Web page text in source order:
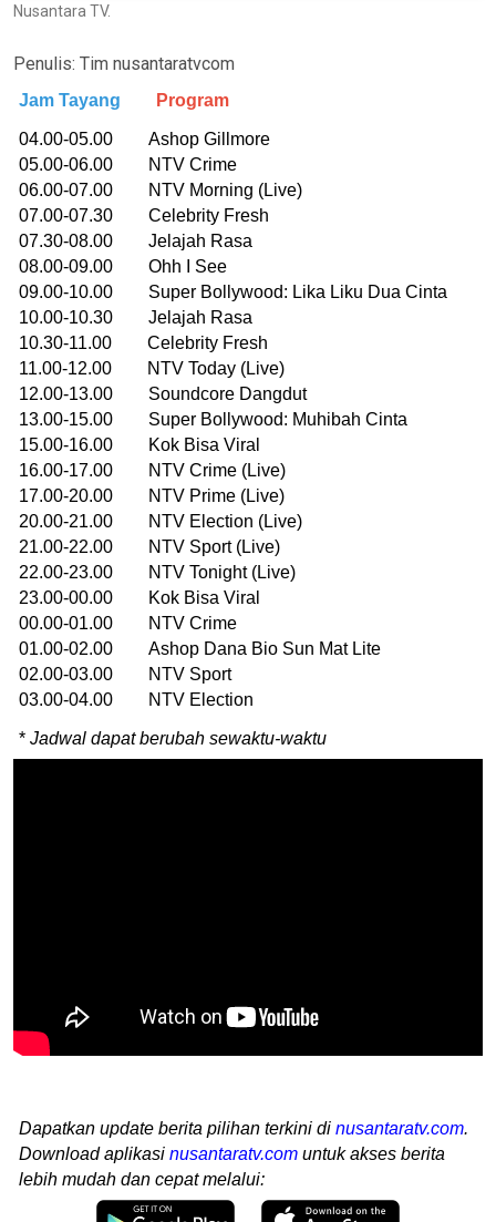
Nusantara TV.
Penulis: Tim nusantaratvcom
Jam Tayang Program
04.00-05.00 Ashop Gillmore
05.00-06.00 NTV Crime
06.00-07.00 NTV Morning (Live)
07.00-07.30 Celebrity Fresh
07.30-08.00 Jelajah Rasa
08.00-09.00 Ohh I See
09.00-10.00 Super Bollywood: Lika Liku Dua Cinta
10.00-10.30 Jelajah Rasa
10.30-11.00 Celebrity Fresh
11.00-12.00 NTV Today (Live)
12.00-13.00 Soundcore Dangdut
13.00-15.00 Super Bollywood: Muhibah Cinta
15.00-16.00 Kok Bisa Viral
16.00-17.00 NTV Crime (Live)
17.00-20.00 NTV Prime (Live)
20.00-21.00 NTV Election (Live)
21.00-22.00 NTV Sport (Live)
22.00-23.00 NTV Tonight (Live)
23.00-00.00 Kok Bisa Viral
00.00-01.00 NTV Crime
01.00-02.00 Ashop Dana Bio Sun Mat Lite
02.00-03.00 NTV Sport
03.00-04.00 NTV Election
* Jadwal dapat berubah sewaktu-waktu
Dapatkan update berita pilihan terkini di nusantaratv.com.
Download aplikasi nusantaratv.com untuk akses berita
lebih mudah dan cepat melalui: